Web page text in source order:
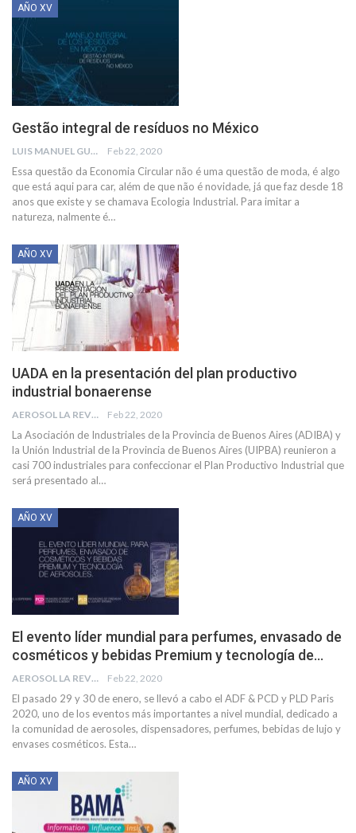
AÑO XV
Gestão integral de resíduos no México
LUIS MANUEL GUERRA Feb 22, 2020
Essa questão da Economia Circular não é uma questão de moda, é algo
que está aqui para car, além de que não é novidade, já que faz desde 18
anos que existe y se chamava Ecologia Industrial. Para imitar a
natureza, nalmente é…
AÑO XV
UADA en la presentación del plan productivo
industrial bonaerense
AEROSOL LA REVISTA Feb 22, 2020
La Asociación de Industriales de la Provincia de Buenos Aires (ADIBA) y
la Unión Industrial de la Provincia de Buenos Aires (UIPBA) reunieron a
casi 700 industriales para confeccionar el Plan Productivo Industrial que
será presentado al…
AÑO XV
El evento líder mundial para perfumes, envasado de
cosméticos y bebidas Premium y tecnología de…
AEROSOL LA REVISTA Feb 22, 2020
El pasado 29 y 30 de enero, se llevó a cabo el ADF & PCD y PLD Paris
2020, uno de los eventos más importantes a nivel mundial, dedicado a
la comunidad de aerosoles, dispensadores, perfumes, bebidas de lujo y
envases cosméticos. Esta…
AÑO XV